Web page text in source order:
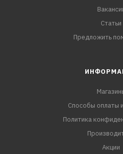
Статьи
Предложить
Способы оплаты
Политика
Акции